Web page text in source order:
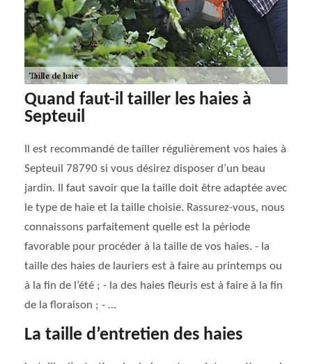
Quand faut-il tailler les haies à
Septeuil
Il est recommandé de tailler régulièrement vos haies à
Septeuil 78790 si vous désirez disposer d’un beau
jardin. Il faut savoir que la taille doit être adaptée avec
le type de haie et la taille choisie. Rassurez-vous, nous
connaissons parfaitement quelle est la période
favorable pour procéder à la taille de vos haies. - la
taille des haies de lauriers est à faire au printemps ou
à la fin de l’été ; - la des haies fleuris est à faire à la fin
de la floraison ; - …
La taille d’entretien des haies